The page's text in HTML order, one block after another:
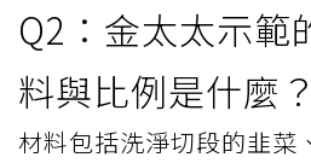
Q2：金太太示範
料與比例是什麼？
材料包括洗淨切段的韭菜